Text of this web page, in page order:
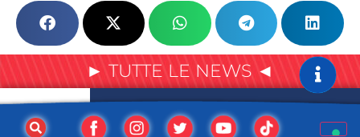
► TUTTE LE NEWS ◄
2008 – 2026 Consorzio Vero Volley